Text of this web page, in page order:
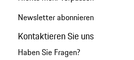
Newsletter abonnieren
Kontaktieren Sie uns
Haben Sie Fragen?